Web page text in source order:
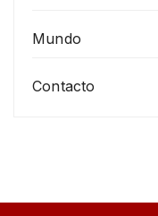
Mundo
Contacto